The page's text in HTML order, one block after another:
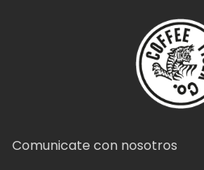
Comunicate con nosotros